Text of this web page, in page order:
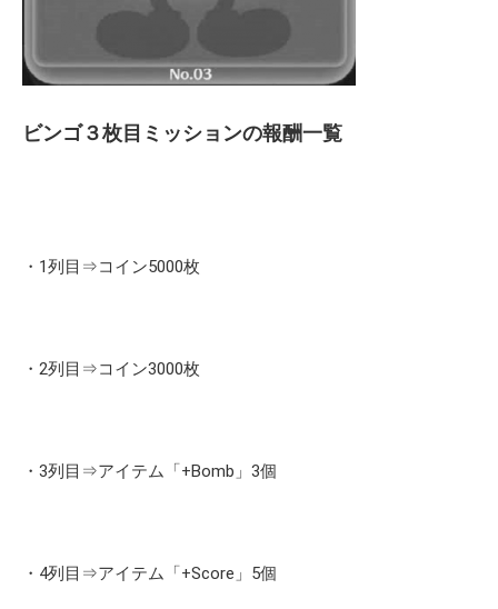
ビンゴ３枚目ミッションの報酬一覧
・1列目⇒コイン5000枚
・2列目⇒コイン3000枚
・3列目⇒アイテム「+Bomb」3個
・4列目⇒アイテム「+Score」5個